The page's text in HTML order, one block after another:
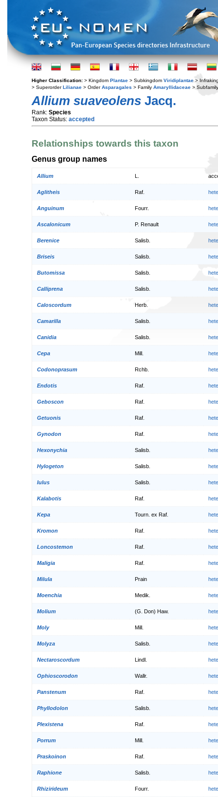
Higher Classification: > Kingdom Plantae > Subkingdom Viridiplantae >
> SuperorderLilianae > OrderAsparagales > Family Amaryllidaceae >
Allium suaveolens Jacq.
Rank: Species
Taxon Status: accepted
Relationships towards this taxon
Genus group names
Allium
Aglitheis Raf.
Anguinum Fourr.
Ascalonicum P. Renault
Berenice Salisb.
Briseis Salisb.
Butomissa Salisb.
Calliprena Salisb.
Caloscordum Herb.
Camarilla Salisb.
Canidia Salisb.
Cepa Mill.
Codonoprasum Rchb.
Endotis Raf.
Geboscon Raf.
Getuonis Raf.
Gynodon Raf.
Hexonychia Salisb.
Hylogeton Salisb.
Iulus Salisb.
Kalabotis Raf.
Kepa Tourn. ex Raf.
Kromon Raf.
Loncostemon Raf.
Maligia Raf.
Milula Prain
Moenchia Medik.
Molium (G. Don) Haw.
Moly Mill.
Molyza Salisb.
Nectaroscordum Lindl.
Ophioscorodon Wallr.
Panstenum Raf.
Phyllodolon Salisb.
Plexistena Raf.
Porrum Mill.
Praskoinon Raf.
Raphione Salisb.
Rhizirideum Fourr.